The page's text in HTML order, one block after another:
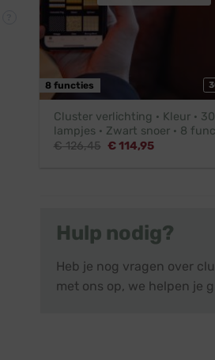
8 functies
Cluster verlichting · Kleur ·
lampjes · Zwart snoer · 8
€126,45 Oorspronkelijke
€114,95Huidige
Hulp nodig?
Heb je nog vragen over
met ons op, we helpen je